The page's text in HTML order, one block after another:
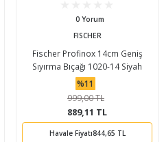
0 Yorum
FISCHER
Fischer Profinox 14cm Geniş
Sıyırma Bıçağı 1020-14 Siyah
%11
999,00 TL
889,11 TL
Havale Fiyatı844,65 TL